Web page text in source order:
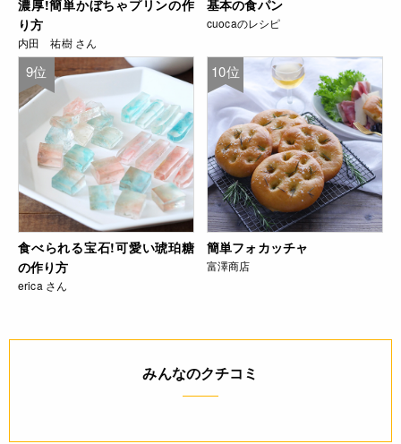
濃厚!簡単かぼちゃプリンの作
り方
内田 祐樹 さん
基本の食パン
cuocaのレシピ
9位
食べられる宝石!可愛い琥珀糖
の作り方
erica さん
10位
簡単フォカッチャ
富澤商店
みんなのクチコミ